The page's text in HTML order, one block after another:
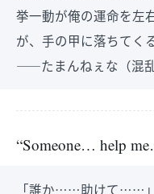
挙一動が俺の運命を左
が、手の甲に落ちてく
――たまんねぇな（混乱
“Someone… help
「誰か……助けて……」